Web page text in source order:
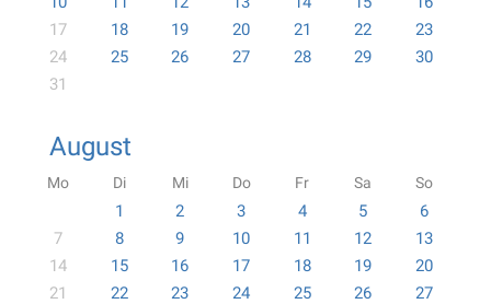
17
18 19 20 21 22
23
24
25 26 27 28 29
30
31
August
Mo Di Mi Do Fr Sa So
1 2 3 4 5
6
7
8 9 10 11 12
13
14
15 16 17 18 19
20
21
22 23 24 25 26
27